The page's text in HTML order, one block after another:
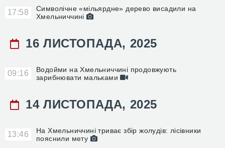
17:58
Символічне «мільярдне» дерево висадили на
Хмельниччині
16 ЛИСТОПАДА, 2025
09:16
Водойми на Хмельниччині продовжують
зарибнювати мальками
14 ЛИСТОПАДА, 2025
13:46
На Хмельниччині триває збір жолудів: лісівники
пояснили мету